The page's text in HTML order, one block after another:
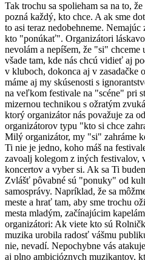
Tak trochu sa spolieham sa na to,
pozná každý, kto chce. A ak sme
to asi teraz nedobehneme. Nemajúc
kto "ponúkať". Organizátori
nevolám a nepíšem, že "si" chceme
všade tam, kde nás chcú vidieť aj
v kluboch, dokonca aj v zasadačke
máme aj my skúsenosti s
na veľkom festivale na "scéne" pri
mizernou technikou s ožratým
ktorý organizátor nás považuje za
organizátorov typu "kto si chce
Milý organizátor, my "si" zahráme
Ti nie je jedno, koho máš na
zavoalj kolegom z iných festivalov,
koncertov a vyber si. Ak sa Ti
Zvlášť pôvabné sú "ponuky" od
samosprávy. Napríklad, že sa
meste a hrať tam, aby sme trochu
mesta mladým, začínajúcim
organizátori: Ak viete kto sú
muzika urobila radosť vášmu
nie, nevadí. Nepochybne vás
aj plno ambicióznych muzikantov,